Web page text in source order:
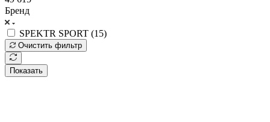
Бренд
SPEKTR SPORT (15)
Очистить фильтр
Показать